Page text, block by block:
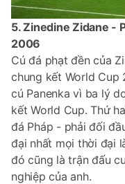
5. Zinedine Zidane -
2006
Cú đá phạt đền của
chung kết World
cú Panenka vì ba lý
kết World Cup. Thứ
đá Pháp - phải đối
đại nhất mọi thời đại
đó cũng là trận đấu
nghiệp của anh.